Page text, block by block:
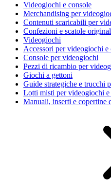
Videogiochi e console
Merchandising per
Contenuti scaricabili per
Confezioni e scatole
Videogiochi
Accessori per videogiochi e
Console per videogiochi
Pezzi di ricambio per
Giochi a gettoni
Guide strategiche e trucchi
Lotti misti per videogiochi e
Manuali, inserti e copertine